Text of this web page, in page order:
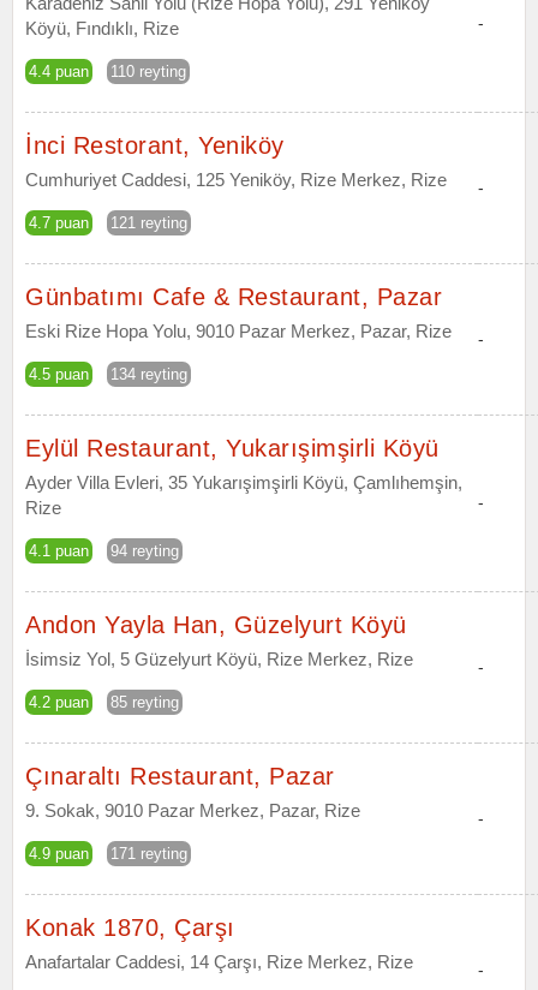
Köyü, Fındıklı, Rize
4.4 puan 110 reyting
-
İnci Restorant, Yeniköy
Cumhuriyet Caddesi, 125 Yeniköy, Rize Merkez, Rize
4.7 puan 121 reyting
-
Günbatımı Cafe & Restaurant, Pazar
Eski Rize Hopa Yolu, 9010 Pazar Merkez, Pazar, Rize
4.5 puan 134 reyting
-
Eylül Restaurant, Yukarışimşirli Köyü
Ayder Villa Evleri, 35 Yukarışimşirli Köyü, Çamlıhemşin,
Rize
4.1 puan 94 reyting
-
Andon Yayla Han, Güzelyurt Köyü
İsimsiz Yol, 5 Güzelyurt Köyü, Rize Merkez, Rize
4.2 puan 85 reyting
-
Çınaraltı Restaurant, Pazar
9. Sokak, 9010 Pazar Merkez, Pazar, Rize
4.9 puan 171 reyting
-
Konak 1870, Çarşı
Anafartalar Caddesi, 14 Çarşı, Rize Merkez, Rize -